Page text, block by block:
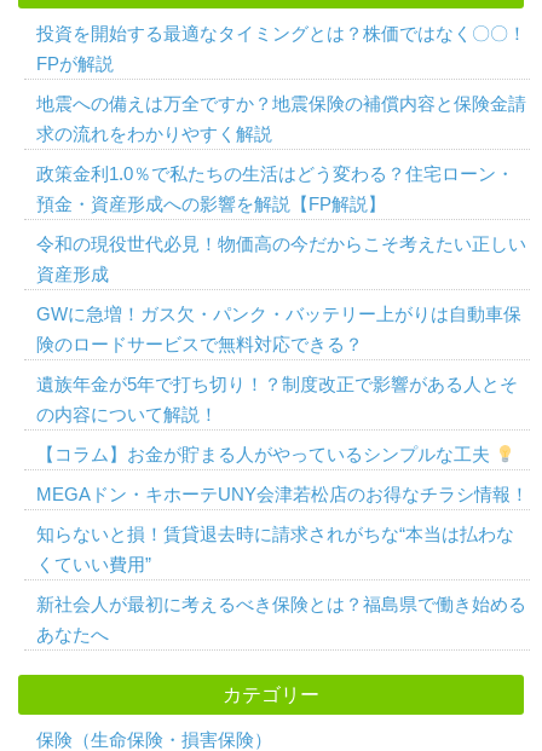
投資を開始する最適なタイミングとは？株価ではなく〇〇！
FPが解説
地震への備えは万全ですか？地震保険の補償内容と保険金請
求の流れをわかりやすく解説
政策金利1.0％で私たちの生活はどう変わる？住宅ローン・
預金・資産形成への影響を解説【FP解説】
令和の現役世代必見！物価高の今だからこそ考えたい正しい
資産形成
GWに急増！ガス欠・パンク・バッテリー上がりは自動車保
険のロードサービスで無料対応できる？
遺族年金が5年で打ち切り！？制度改正で影響がある人とそ
の内容について解説！
【コラム】お金が貯まる人がやっているシンプルな工夫
MEGAドン・キホーテUNY会津若松店のお得なチラシ情報！
知らないと損！賃貸退去時に請求されがちな“本当は払わな
くていい費用”
新社会人が最初に考えるべき保険とは？福島県で働き始める
あなたへ
カテゴリー
保険（生命保険・損害保険）